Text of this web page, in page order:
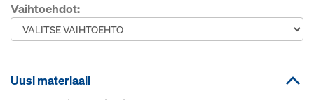
Vaihtoehdot:
Uusi materiaali